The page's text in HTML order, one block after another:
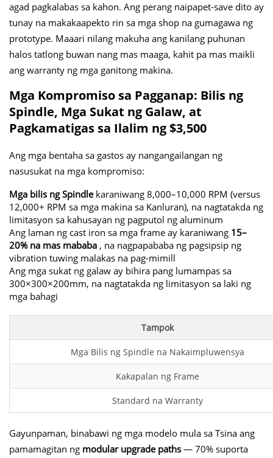
agad pagkalabas sa kahon. Ang perang naipapet-save dito ay
tunay na makakaapekto rin sa mga shop na gumagawa ng
prototype. Maaari nilang makuha ang kanilang puhunan
halos tatlong buwan nang mas maaga, kahit pa mas maikli
ang warranty ng mga ganitong makina.
Mga Kompromiso sa Pagganap: Bilis ng
Spindle, Mga Sukat ng Galaw, at
Pagkamatigas sa Ilalim ng $3,500
Ang mga bentaha sa gastos ay nangangailangan ng
nasusukat na mga kompromiso:
Mga bilis ng Spindle karaniwang 8,000–10,000 RPM (versus
12,000+ RPM sa mga makina sa Kanluran), na nagtatakda ng
limitasyon sa kahusayan ng pagputol ng aluminum
Ang laman ng cast iron sa mga frame ay karaniwang 15–
20% na mas mababa , na nagpapababa ng pagsipsip ng
vibration tuwing malakas na pag-mimill
Ang mga sukat ng galaw ay bihira pang lumampas sa
300×300×200mm, na nagtatakda ng limitasyon sa laki ng
mga bahagi
Tampok
Mga Bilis ng Spindle na Nakaimpluwensya
Kakapalan ng Frame
Standard na Warranty
Gayunpaman, binabawi ng mga modelo mula sa Tsina ang
pamamagitan ng modular upgrade paths — 70% suporta